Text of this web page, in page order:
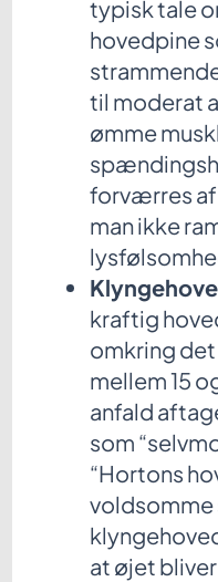
typisk tale
hovedpine
til moderat
ømme
forværres
man ikke
kraftig
omkring
mellem 15
anfald
som
“Hortons
voldsomme
at øjet